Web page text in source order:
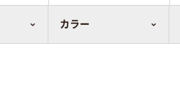
カラー